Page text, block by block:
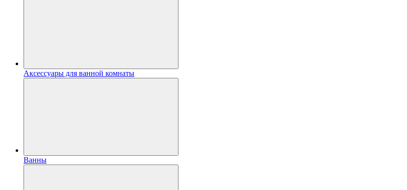
Аксессуары для ванной комнаты
Ванны